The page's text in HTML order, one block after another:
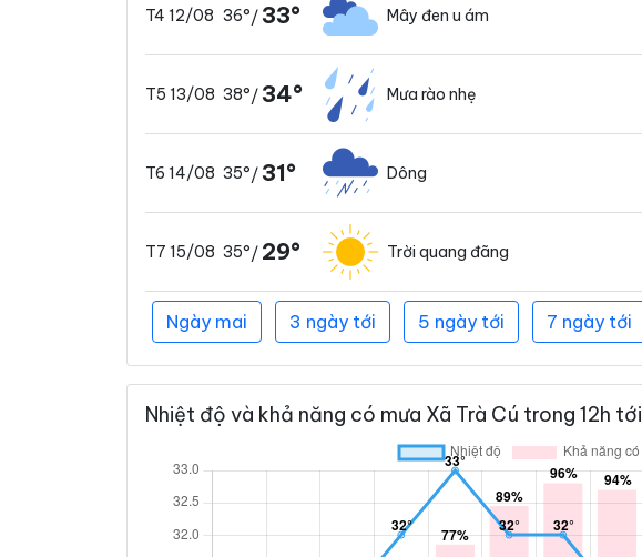
T4 12/08 36°/33° Mây đen u ám
T5 13/08 38°/34° Mưa rào nhẹ
T6 14/08 35°/31° Dông
T7 15/08 35°/ 29° Trời quang đãng
Ngày mai 3 ngày tới 5 ngày tới 7 ngày tới
Nhiệt độ và khả năng có mưa Xã Trà Cú trong 12h tới